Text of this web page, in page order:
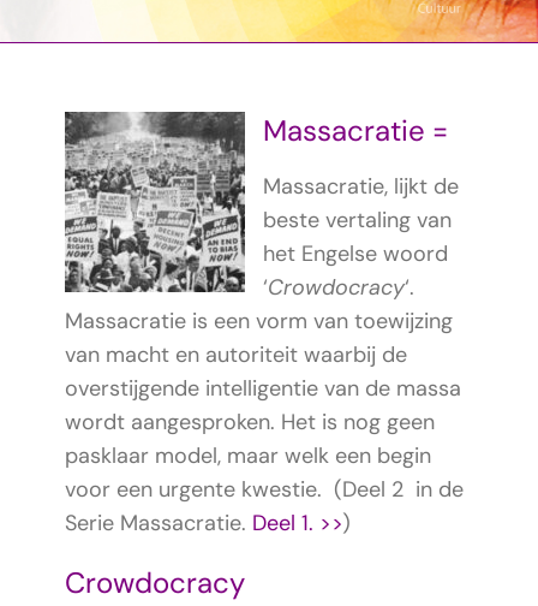
Massacratie =
Massacratie, lijkt de
beste vertaling van
het Engelse woord
‘Crowdocracy‘.
Massacratie is een vorm van toewijzing
van macht en autoriteit waarbij de
overstijgende intelligentie van de massa
wordt aangesproken. Het is nog geen
pasklaar model, maar welk een begin
voor een urgente kwestie. (Deel 2 in de
Serie Massacratie. Deel 1. >>)
Crowdocracy